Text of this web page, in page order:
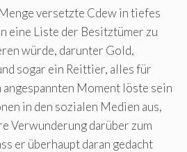
versetzte Cdew in tiefes
eine Liste der Besitztümer zu
würde, darunter Gold,
sogar ein Reittier, alles für
Moment löste sein
in den sozialen Medien aus,
Verwunderung darüber zum
er überhaupt daran gedacht